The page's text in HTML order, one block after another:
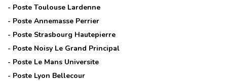
- Poste Toulouse Lardenne
- Poste Annemasse Perrier
- Poste Strasbourg Hautepierre
- Poste Noisy Le Grand Principal
- Poste Le Mans Universite
- Poste Lyon Bellecour